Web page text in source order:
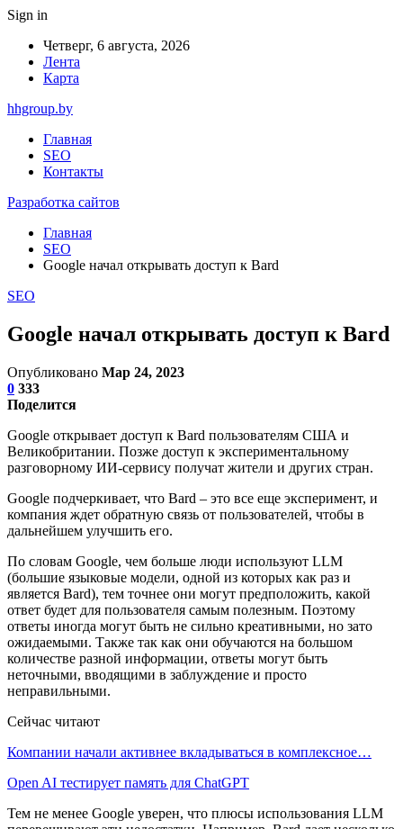
Sign in
Четверг, 6 августа, 2026
Лента
Карта
hhgroup.by
Главная
SEO
Контакты
Разработка сайтов
Главная
SEO
Google начал открывать доступ к Bard
SEO
Google начал открывать доступ к Bard
Опубликовано Мар 24, 2023
0 333
Поделится
Google открывает доступ к Bard пользователям США и
Великобритании. Позже доступ к экспериментальному
разговорному ИИ-сервису получат жители и других стран.
Google подчеркивает, что Bard – это все еще эксперимент, и
компания ждет обратную связь от пользователей, чтобы в
дальнейшем улучшить его.
По словам Google, чем больше люди используют LLM
(большие языковые модели, одной из которых как раз и
является Bard), тем точнее они могут предположить, какой
ответ будет для пользователя самым полезным. Поэтому
ответы иногда могут быть не сильно креативными, но зато
ожидаемыми. Также так как они обучаются на большом
количестве разной информации, ответы могут быть
неточными, вводящими в заблуждение и просто
неправильными.
Сейчас читают
Компании начали активнее вкладываться в комплексное…
Open AI тестирует память для ChatGPT
Тем не менее Google уверен, что плюсы использования LLM